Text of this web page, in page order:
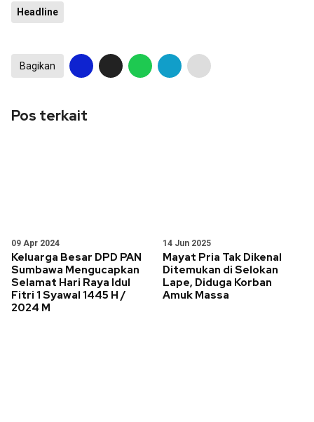
Headline
Bagikan
Pos terkait
09 Apr 2024
Keluarga Besar DPD PAN
Sumbawa Mengucapkan
Selamat Hari Raya Idul
Fitri 1 Syawal 1445 H /
2024 M
14 Jun 2025
Mayat Pria Tak Dikenal
Ditemukan di Selokan
Lape, Diduga Korban
Amuk Massa